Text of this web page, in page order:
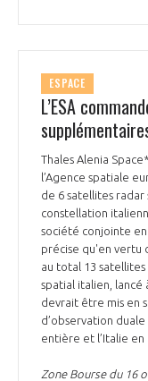
ESPACE
L’ESA
Thales Alenia
l’Agence spatiale
de 6 satellites radar
constellation
société conjointe
précise qu'en vertu
au total 13
spatial italien, lancé
devrait être mis en
d’observation
entière et l’Italie en
Zone Bourse du 16